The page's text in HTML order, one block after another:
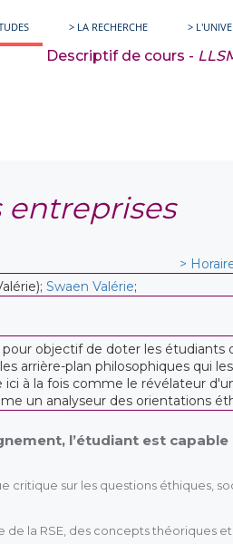
> LA RECHERCHE >
Descriptif de cours -
entreprises
>
Swaen Valérie;
objectif de doter les
arrière-plan philosophiques qui
ici à la fois comme le révélateur
un analyseur des orientations
l’étudiant est capable
critique sur les questions éthiques,
la RSE, des concepts théoriques